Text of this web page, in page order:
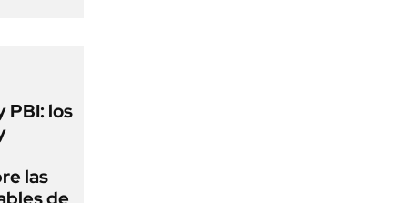
PBI: los
las